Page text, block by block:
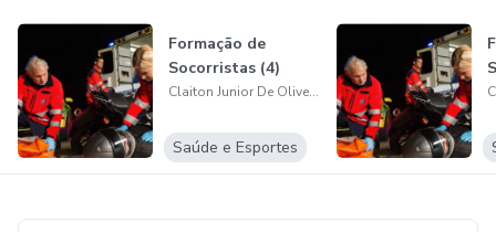
Formação de
Socorristas (4)
Claiton Junior De Oliveira Braga
Saúde e Esportes